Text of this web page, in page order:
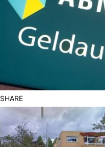
SHARE